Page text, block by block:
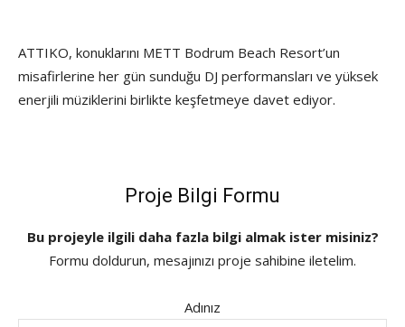
ATTIKO, konuklarını METT Bodrum Beach Resort’un
misafirlerine her gün sunduğu DJ performansları ve yüksek
enerjili müziklerini birlikte keşfetmeye davet ediyor.
Proje Bilgi Formu
Bu projeyle ilgili daha fazla bilgi almak ister misiniz?
Formu doldurun, mesajınızı proje sahibine iletelim.
Adınız